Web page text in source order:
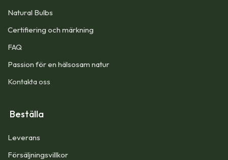
Natural Bulbs
Certifiering och märkning
FAQ
Passion för en hälsosam natur
Kontakta oss
Beställa
Leverans
Försäljningsvillkor